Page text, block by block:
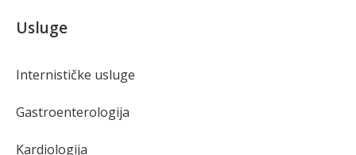
Usluge
Internističke usluge
Gastroenterologija
Kardiologija